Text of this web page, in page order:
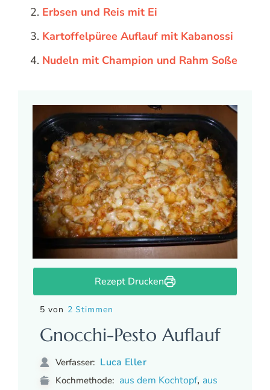
Erbsen und Reis mit Ei
Kartoffelpüree Auflauf mit Kabanossi
Nudeln mit Champion und Rahm Soße
Rezept Drucken
5 von 2 Stimmen
Gnocchi-Pesto Auflauf
Verfasser: Luca Eller
Kochmethode: aus dem Kochtopf, aus